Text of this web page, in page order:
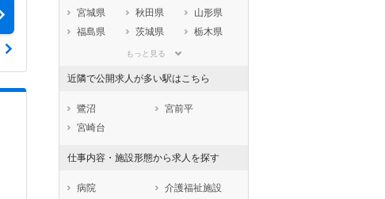
宮城県
秋田県
山形県
福島県
茨城県
栃木県
埼玉県
石川県
福井県
静岡県
兵庫県
奈良県
和歌山県
鳥取県
島根県
岡山県
もっと見る
近隣で公開求人が多い駅はこちら
鷺沼
宮前平
宮崎台
仕事内容・施設形態から求人を探す
病院
介護福祉施設